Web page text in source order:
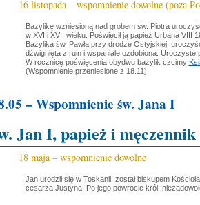
16 listopada – wspomnienie dowolne (poza
Bazylikę wzniesioną nad grobem św. Piotra
w XVI i XVII wieku. Poświęcił ją papież Urbana VIII
Bazylika św. Pawła przy drodze Ostyjskiej,
dźwignięta z ruin i wspaniale ozdobiona. Uroczyste
W rocznicę poświęcenia obydwu bazylik czcimy
(Wspomnienie przeniesione z 18.11)
– Wspomnienie św. Jana I
Jan I, papież i męczennik
18 maja – wspomnienie dowolne
Jan urodził się w Toskanii, został biskupem Kościoła
cesarza Justyna. Po jego powrocie król,